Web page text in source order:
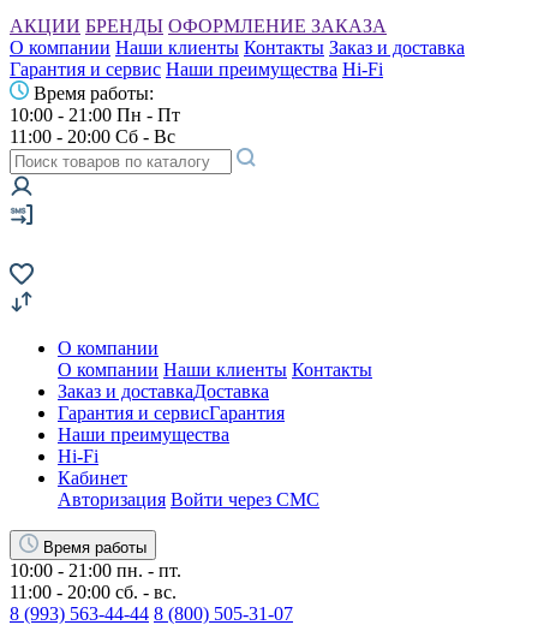
АКЦИИ БРЕНДЫ ОФОРМЛЕНИЕ ЗАКАЗА
О компании Наши клиенты Контакты Заказ и доставка
Гарантия и сервис Наши преимущества Hi-Fi
Время работы:
10:00 - 21:00 Пн - Пт
11:00 - 20:00 Сб - Вс
О компании
О компании Наши клиенты Контакты
Заказ и доставкаДоставка
Гарантия и сервисГарантия
Наши преимущества
Hi-Fi
Кабинет
Авторизация Войти через СМС
Время работы
10:00 - 21:00 пн. - пт.
11:00 - 20:00 сб. - вс.
8 (993) 563-44-44 8 (800) 505-31-07